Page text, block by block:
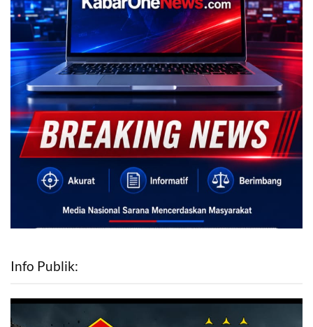
Info Publik: